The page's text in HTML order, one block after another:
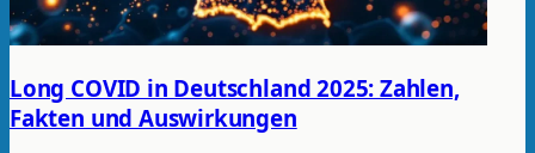
Long COVID in Deutschland 2025: Zahlen,
Fakten und Auswirkungen